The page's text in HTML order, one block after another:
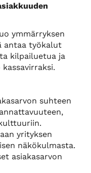
ymmärryksen
antaa työkalut
kilpailuetua ja
suhteen
yrityksen
näkökulmasta.
asiakasarvon